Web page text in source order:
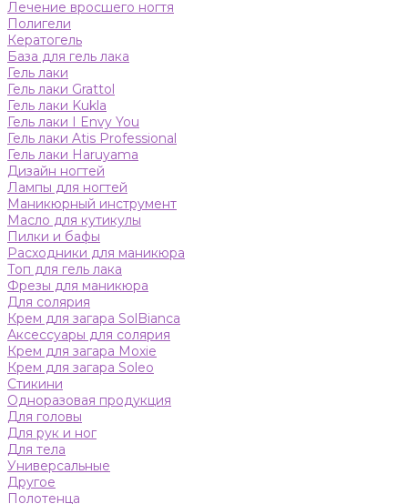
Лечение вросшего ногтя
Полигели
Кератогель
База для гель лака
Гель лаки
Гель лаки Grattol
Гель лаки Kukla
Гель лаки I Envy You
Гель лаки Atis Professional
Гель лаки Haruyama
Дизайн ногтей
Лампы для ногтей
Маникюрный инструмент
Масло для кутикулы
Пилки и бафы
Расходники для маникюра
Топ для гель лака
Фрезы для маникюра
Для солярия
Крем для загара SolBianca
Аксессуары для солярия
Крем для загара Moxie
Крем для загара Soleo
Стикини
Одноразовая продукция
Для головы
Для рук и ног
Для тела
Универсальные
Другое
Полотенца